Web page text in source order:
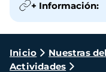
+ Información:
Ruta
Inicio Nuestras
Actividades